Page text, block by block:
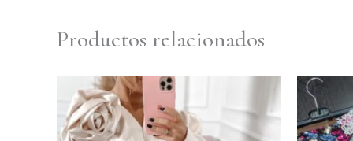
Productos relacionados